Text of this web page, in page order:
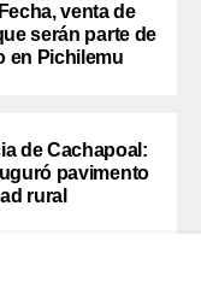
venta de
serán parte de
en Pichilemu
de Cachapoal:
pavimento
rural